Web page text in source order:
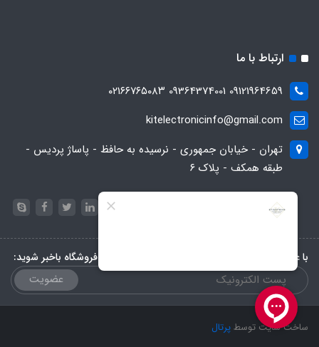
ارتباط با ما
09121964659 09364374001 ۰۲۱۶۶۷۶۵۰۸۳
kitelectronicinfo@gmail.com
تهران - خیابان جمهوری - نرسیده به حافظ - پاساژ پردیس -
طبقه همکف - پلاک ۶
با عضویت در خبرنامه، از تخفیف‌ها و جدیدترین‌های فروشگاه باخبر شوید:
عضویت
ساخت سایت توسطپرتال